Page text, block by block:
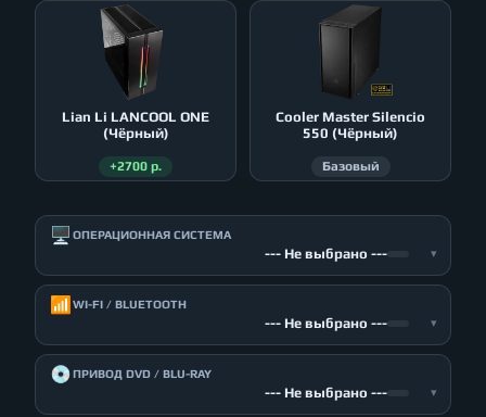
Lian Li LANCOOL ONE
(Чёрный)
+2700 р.
Cooler Master Silencio
550 (Чёрный)
Базовый
🖥️ ОПЕРАЦИОННАЯ СИСТЕМА
--- Не выбрано --- ▾
📶 WI-FI / BLUETOOTH
--- Не выбрано --- ▾
💿ПРИВОД DVD / BLU-RAY
--- Не выбрано --- ▾